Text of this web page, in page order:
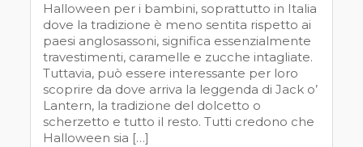
Halloween per i bambini, soprattutto in Italia
dove la tradizione è meno sentita rispetto ai
paesi anglosassoni, significa essenzialmente
travestimenti, caramelle e zucche intagliate.
Tuttavia, può essere interessante per loro
scoprire da dove arriva la leggenda di Jack o’
Lantern, la tradizione del dolcetto o
scherzetto e tutto il resto. Tutti credono che
Halloween sia […]